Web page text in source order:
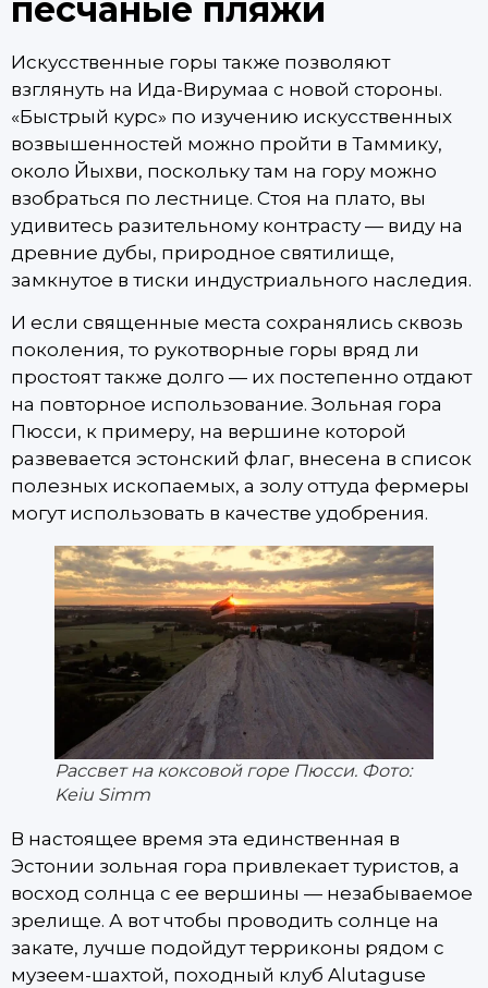
песчаные пляжи
Искусственные горы также позволяют
взглянуть на Ида-Вирумаа с новой стороны.
«Быстрый курс» по изучению искусственных
возвышенностей можно пройти в Таммику,
около Йыхви, поскольку там на гору можно
взобраться по лестнице. Стоя на плато, вы
удивитесь разительному контрасту — виду на
древние дубы, природное святилище,
замкнутое в тиски индустриального наследия.
И если священные места сохранялись сквозь
поколения, то рукотворные горы вряд ли
простоят также долго — их постепенно отдают
на повторное использование. Зольная гора
Пюсси, к примеру, на вершине которой
развевается эстонский флаг, внесена в список
полезных ископаемых, а золу оттуда фермеры
могут использовать в качестве удобрения.
Рассвет на коксовой горе Пюсси. Фото:
Keiu Simm
В настоящее время эта единственная в
Эстонии зольная гора привлекает туристов, а
восход солнца с ее вершины — незабываемое
зрелище. А вот чтобы проводить солнце на
закате, лучше подойдут терриконы рядом с
музеем-шахтой, походный клуб Alutaguse